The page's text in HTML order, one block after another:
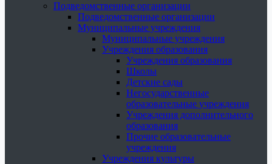
Подведомственные организации
Подведомственные организации
Муниципальные учреждения
Муниципальные учреждения
Учреждения образования
Учреждения образования
Школы
Детские сады
Негосударственные
образовательные учреждения
Учреждения дополнительного
образования
Прочие образовательные
учреждения
Учреждения культуры